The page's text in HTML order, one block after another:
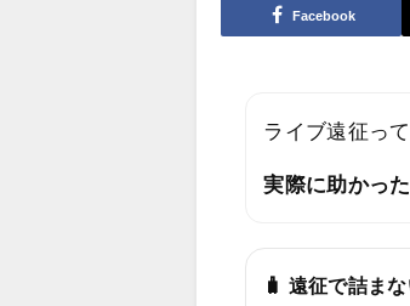
Facebook
ライブ遠征っ
実際に助かっ
🧳 遠征で詰ま